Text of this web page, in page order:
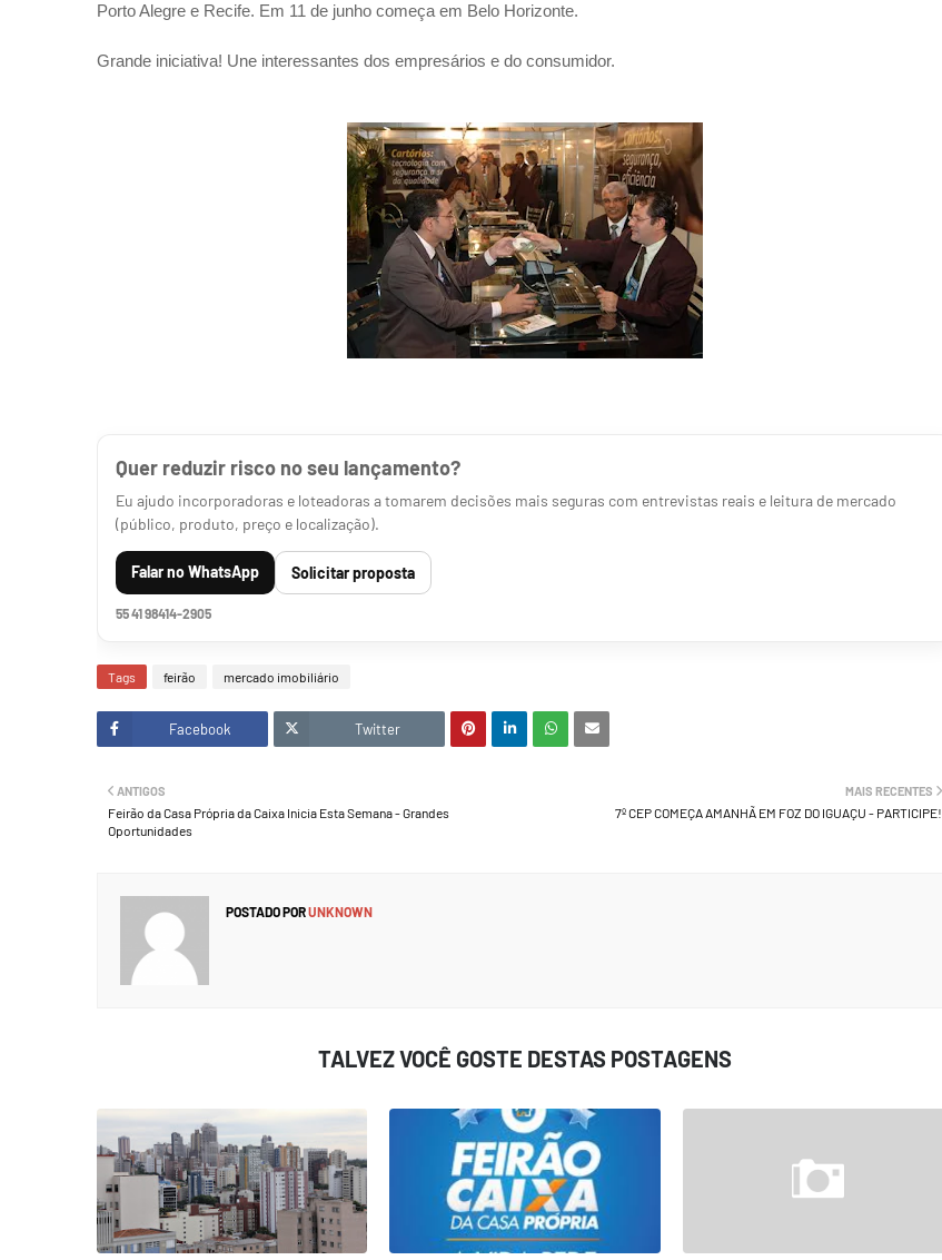
Porto Alegre e Recife. Em 11 de junho começa em Belo Horizonte.
Grande iniciativa! Une interessantes dos empresários e do consumidor.
Quer reduzir risco no seu lançamento?
Eu ajudo incorporadoras e loteadoras a tomarem decisões mais seguras com entrevistas reais e leitura de mercado
(público, produto, preço e localização).
Falar no WhatsApp Solicitar proposta
55 41 98414-2905
Tags feirão mercado imobiliário
Facebook Twitter
MAIS RECENTES
7º CEP COMEÇA AMANHÃ EM FOZ DO IGUAÇU - PARTICIPE!
ANTIGOS
Feirão da Casa Própria da Caixa Inicia Esta Semana - Grandes
Oportunidades
POSTADO PORUNKNOWN
TALVEZ VOCÊ GOSTE DESTAS POSTAGENS